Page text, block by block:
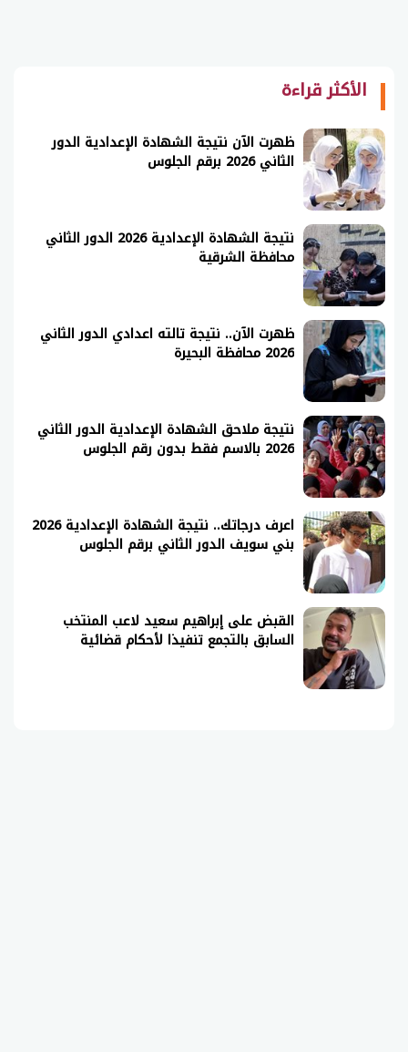
الأكثر قراءة
ظهرت الآن نتيجة الشهادة الإعدادية الدور
الثاني 2026 برقم الجلوس
نتيجة الشهادة الإعدادية 2026 الدور الثاني
محافظة الشرقية
ظهرت الآن.. نتيجة تالته اعدادي الدور الثاني
2026 محافظة البحيرة
نتيجة ملاحق الشهادة الإعدادية الدور الثاني
2026 بالاسم فقط بدون رقم الجلوس
اعرف درجاتك.. نتيجة الشهادة الإعدادية 2026
بني سويف الدور الثاني برقم الجلوس
القبض على إبراهيم سعيد لاعب المنتخب
السابق بالتجمع تنفيذا لأحكام قضائية